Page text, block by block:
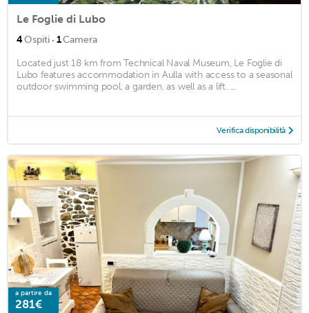
Le Foglie di Lubo
4Ospiti · 1Camera
Located just 18 km from Technical Naval Museum, Le Foglie di
Lubo features accommodation in Aulla with access to a seasonal
outdoor swimming pool, a garden, as well as a lift. ...
Verifica disponibilità
a partire da
281€